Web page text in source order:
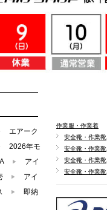
作業服・作業着
安全靴・作業靴
安全靴・作業靴
安全靴・作業靴
安全靴・作業靴
エアーク
2026年モ
アイ
アイ
即納